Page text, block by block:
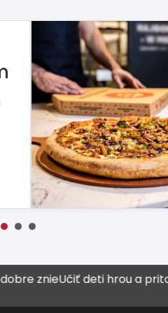
GASTRONÓMIA
Učiť deti hrou a pritom